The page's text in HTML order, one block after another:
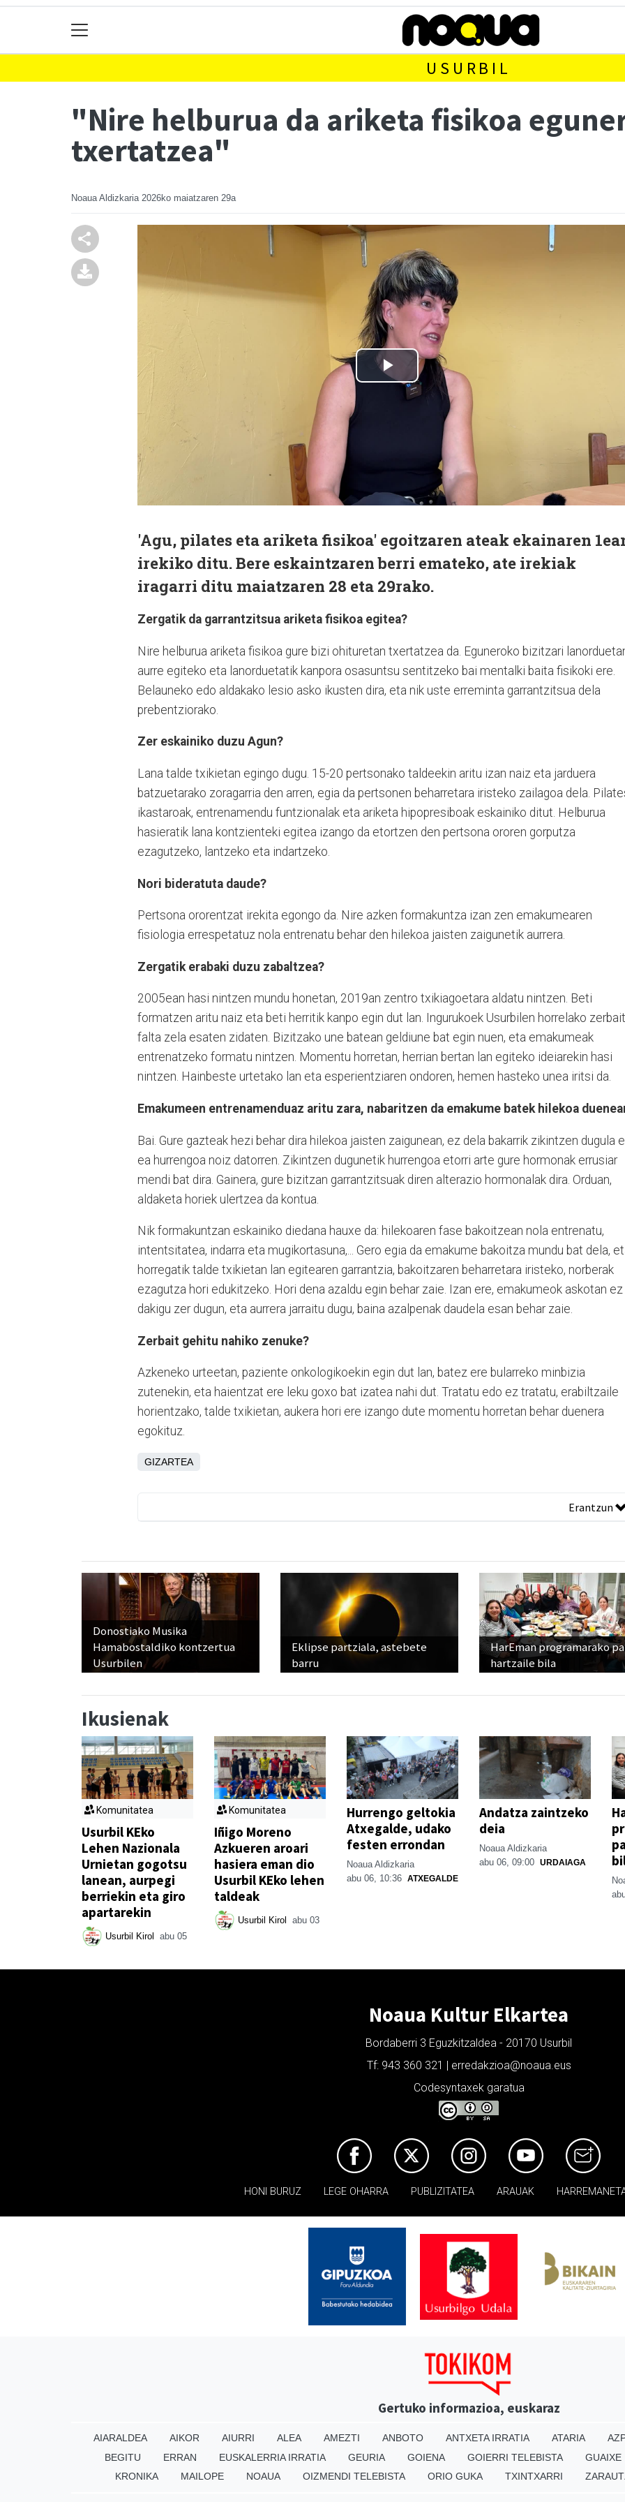
USURBIL
"Nire helburua da ariketa fisikoa
txertatzea"
Noaua Aldizkaria 2026ko maiatzaren 29a
'Agu, pilates eta ariketa fisikoa' egoitzaren ateak ekainaren
irekiko ditu. Bere eskaintzaren berri emateko, ate irekiak
iragarri ditu maiatzaren 28 eta 29rako.
Zergatik da garrantzitsua ariketa fisikoa egitea?
Nire helburua ariketa fisikoa gure bizi ohituretan txertatzea da. Eguneroko bizitzari
aurre egiteko eta lanorduetatik kanpora osasuntsu sentitzeko bai mentalki baita fisikoki ere.
Belauneko edo aldakako lesio asko ikusten dira, eta nik uste erreminta garrantzitsua dela
prebentziorako.
Zer eskainiko duzu Agun?
Lana talde txikietan egingo dugu. 15-20 pertsonako taldeekin aritu izan naiz eta jarduera
batzuetarako zoragarria den arren, egia da pertsonen beharretara iristeko zailagoa dela.
ikastaroak, entrenamendu funtzionalak eta ariketa hipopresiboak eskainiko ditut. Helburua
hasieratik lana kontzienteki egitea izango da etortzen den pertsona ororen gorputza
ezagutzeko, lantzeko eta indartzeko.
Nori bideratuta daude?
Pertsona ororentzat irekita egongo da. Nire azken formakuntza izan zen emakumearen
fisiologia errespetatuz nola entrenatu behar den hilekoa jaisten zaigunetik aurrera.
Zergatik erabaki duzu zabaltzea?
2005ean hasi nintzen mundu honetan, 2019an zentro txikiagoetara aldatu nintzen. Beti
formatzen aritu naiz eta beti herritik kanpo egin dut lan. Ingurukoek Usurbilen horrelako zerbait
falta zela esaten zidaten. Bizitzako une batean geldiune bat egin nuen, eta emakumeak
entrenatzeko formatu nintzen. Momentu horretan, herrian bertan lan egiteko ideiarekin hasi
nintzen. Hainbeste urtetako lan eta esperientziaren ondoren, hemen hasteko unea iritsi da.
Emakumeen entrenamenduaz aritu zara, nabaritzen da emakume batek hilekoa
Bai. Gure gazteak hezi behar dira hilekoa jaisten zaigunean, ez dela bakarrik zikintzen dugula
ea hurrengoa noiz datorren. Zikintzen dugunetik hurrengoa etorri arte gure hormonak errusiar
mendi bat dira. Gainera, gure bizitzan garrantzitsuak diren alterazio hormonalak dira. Orduan,
aldaketa horiek ulertzea da kontua.
Nik formakuntzan eskainiko diedana hauxe da: hilekoaren fase bakoitzean nola entrenatu,
intentsitatea, indarra eta mugikortasuna,... Gero egia da emakume bakoitza mundu bat dela,
horregatik talde txikietan lan egitearen garrantzia, bakoitzaren beharretara iristeko, norberak
ezagutza hori edukitzeko. Hori dena azaldu egin behar zaie. Izan ere, emakumeok askotan ez
dakigu zer dugun, eta aurrera jarraitu dugu, baina azalpenak daudela esan behar zaie.
Zerbait gehitu nahiko zenuke?
Azkeneko urteetan, paziente onkologikoekin egin dut lan, batez ere bularreko minbizia
zutenekin, eta haientzat ere leku goxo bat izatea nahi dut. Tratatu edo ez tratatu, erabiltzaile
horientzako, talde txikietan, aukera hori ere izango dute momentu horretan behar duenera
egokituz.
GIZARTEA
Erantzun
Donostiako Musika
Hamabostaldiko kontzertua
Usurbilen
Eklipse partziala, astebete
barru
HarEman programarako
hartzaile bila
Ikusienak
Komunitatea
Usurbil KEko
Lehen Nazionala
Urnietan gogotsu
lanean, aurpegi
berriekin eta giro
apartarekin
Usurbil Kirol abu 05
Komunitatea
Iñigo Moreno
Azkueren aroari
hasiera eman dio
Usurbil KEko lehen
taldeak
Usurbil Kirol abu 03
Hurrengo geltokia
Atxegalde, udako
festen errondan
Noaua Aldizkaria
abu 06, 10:36 ATXEGALDE
Andatza zaintzeko
deia
Noaua Aldizkaria
abu 06, 09:00 URDAIAGA
Noaua Kultur Elkartea
Bordaberri 3 Eguzkitzaldea - 20170 Usurbil
Tf: 943 360 321 | erredakzioa@noaua.eus
Codesyntaxek garatua
HONI BURUZ LEGE OHARRA PUBLIZITATEA ARAUAK
Gertuko informazioa, euskaraz
AIARALDEA AIKOR AIURRI ALEA AMEZTI ANBOTO ANTXETA IRRATIA ATARIA
BEGITU
ERRAN EUSKALERRIA IRRATIA GEURIA GOIENA GOIERRI TELEBISTA
GUAIXE
KRONIKA
MAILOPE NOAUA OIZMENDI TELEBISTA ORIO GUKA TXINTXARRI